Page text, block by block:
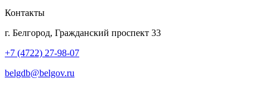
Контакты
г. Белгород, Гражданский проспект 33
+7 (4722) 27-98-07
belgdb@belgov.ru